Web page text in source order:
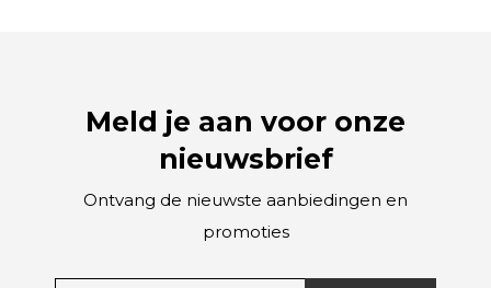
Meld je aan voor onze
nieuwsbrief
Ontvang de nieuwste aanbiedingen en
promoties